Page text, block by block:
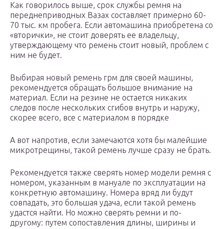
Как говорилось выше, срок службы ремня на
переднеприводных Вазах составляет примерно 60-
70 тыс. км пробега. Если автомашина приобретена со
«вторички», не стоит доверять ее владельцу,
утверждающему что ремень стоит новый, проблем с
ним не будет.
Выбирая новый ремень грм для своей машины,
рекомендуется обращать большое внимание на
материал. Если на резине не остается никаких
следов после нескольких сгибов внутрь и наружу,
скорее всего, все с материалом в порядке
А вот напротив, если замечаются хотя бы малейшие
микротрещины, такой ремень лучше сразу не брать.
Рекомендуется также сверять номер модели ремня с
номером, указанным в мануале по эксплуатации на
конкретную автомашину. Номера вряд ли будут
совпадать, это большая удача, если такой ремень
удастся найти. Но можно сверять ремни и по-
другому: путем сопоставления длины, ширины и